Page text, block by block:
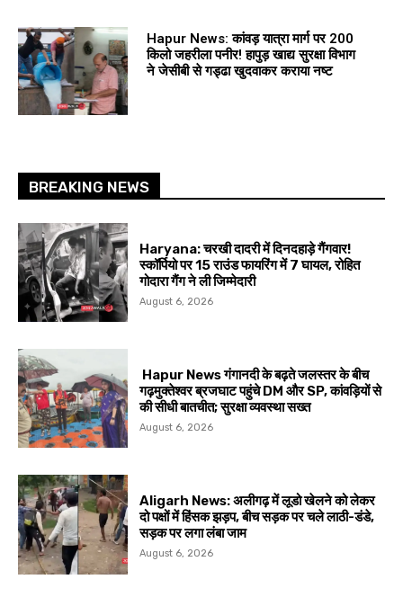
Hapur News: कांवड़ यात्रा मार्ग पर 200
किलो जहरीला पनीर! हापुड़ खाद्य सुरक्षा विभाग
ने जेसीबी से गड्ढा खुदवाकर कराया नष्ट
BREAKING NEWS
Haryana: चरखी दादरी में दिनदहाड़े गैंगवार!
स्कॉर्पियो पर 15 राउंड फायरिंग में 7 घायल, रोहित
गोदारा गैंग ने ली जिम्मेदारी
August 6, 2026
Hapur News गंगानदी के बढ़ते जलस्तर के बीच
गढ़मुक्तेश्वर ब्रजघाट पहुंचे DM और SP, कांवड़ियों से
की सीधी बातचीत; सुरक्षा व्यवस्था सख्त
August 6, 2026
Aligarh News: अलीगढ़ में लूडो खेलने को लेकर
दो पक्षों में हिंसक झड़प, बीच सड़क पर चले लाठी-डंडे,
सड़क पर लगा लंबा जाम
August 6, 2026